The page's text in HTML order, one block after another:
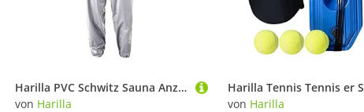
Harilla PVC Schwitz Sauna Anzug, Anti Schweißanzüge Übungs Anzüge Fitness Sauna Anzug Trainingsanzug Hoodie Hose
von Harilla
von Harilla